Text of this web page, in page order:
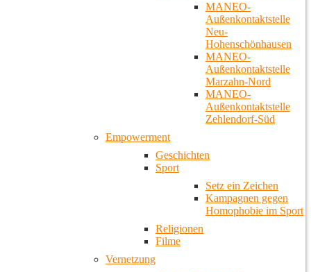
MANEO-
Außenkontaktstelle
Neu-
Hohenschönhausen
MANEO-
Außenkontaktstelle
Marzahn-Nord
MANEO-
Außenkontaktstelle
Zehlendorf-Süd
Empowerment
Geschichten
Sport
Setz ein Zeichen
Kampagnen gegen
Homophobie im Sport
Religionen
Filme
Vernetzung